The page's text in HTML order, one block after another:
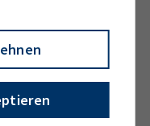
in"
der IHK München